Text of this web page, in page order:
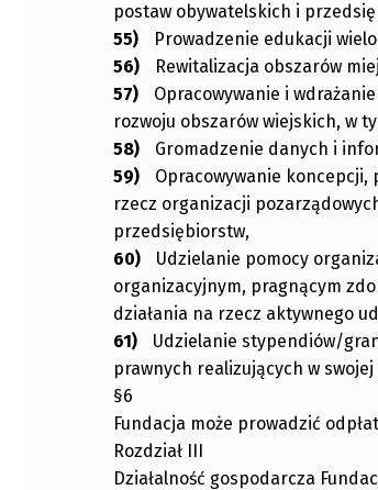
postaw obywatelskich i
Prowadzenie edukacji
Rewitalizacja obszarów
Opracowywanie i
rozwoju obszarów wiejskich, w
Gromadzenie danych i
Opracowywanie
rzecz organizacji
przedsiębiorstw,
Udzielanie pomocy
organizacyjnym, pragnącym
działania na rzecz aktywnego
Udzielanie stypendiów/
prawnych realizujących w
§6
Fundacja może prowadzić
Rozdział III
Działalność gospodarcza